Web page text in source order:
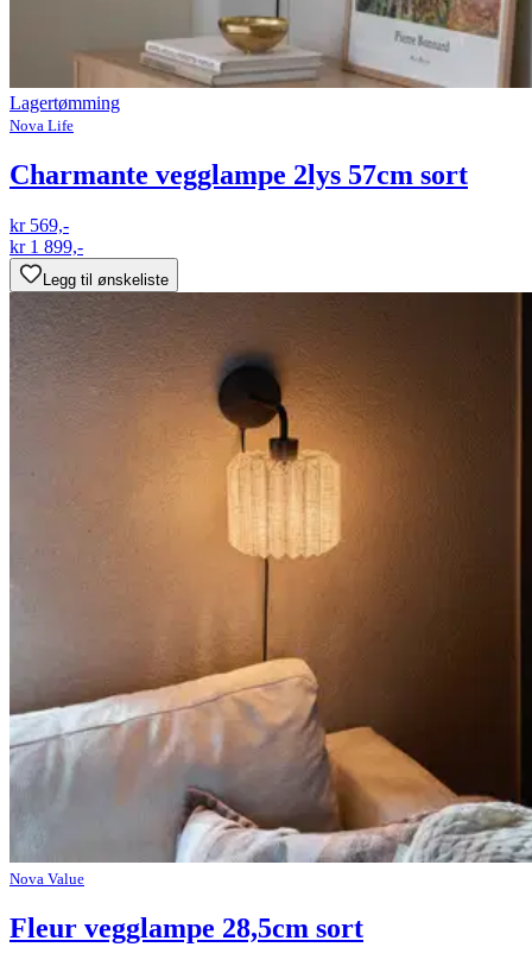
Lagertømming
Nova Life
Charmante vegglampe 2lys 57cm sort
kr 569,-
kr 1 899,-
Legg til ønskeliste
Nova Value
Fleur vegglampe 28,5cm sort